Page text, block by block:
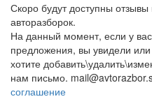
Скоро будут доступны
авторазборок.
На данный момент, если у
предложения, вы увидели
хотите
нам письмо.
соглашение